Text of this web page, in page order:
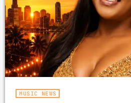
MUSIC NEWS